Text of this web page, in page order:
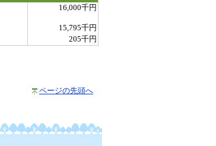
16,000千円
15,795千円
205千円
ページの先頭へ